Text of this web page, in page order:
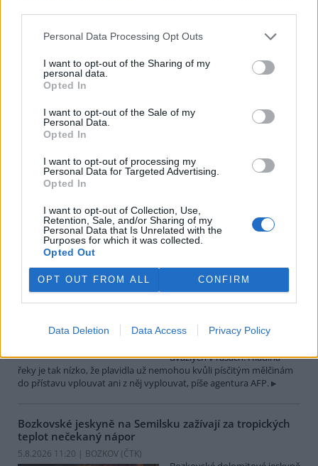
Personal Data Processing Opt Outs
I want to opt-out of the Sharing of my
personal data.
Opted In
I want to opt-out of the Sale of my
Personal Data.
Opted In
I want to opt-out of processing my
Personal Data for Targeted Advertising.
Opted In
I want to opt-out of Collection, Use,
Retention, Sale, and/or Sharing of my
Personal Data that Is Unrelated with the
Purposes for which it was collected.
Opted Out
OPT OUT FROM ALL CONFIRM
Data Deletion Data Access Privacy Policy
nejvíce v historii firmy
5.8.2026 15:42 (
)
Diskuse: 1
hektarech vodní plochy, chybí
více než třetina vody. Oproti
metrů krychlových vody méně. Každý týden se kvůli extrémně
vysokým teplotám a nedostatku srážek odpaří další 2,5 procenta.
Kvůli suchu začali rybáři s výlovy některých rybníků předčasně,
Třeboň Vladimír Kukačka.
Hladina Dunaje je na rekordním minimu; lodě uvázly,
rybáři jsou bez práce
5.8.2026 15:37 | BUKUREŠŤ (ČTK
Diskuse: 17
Turistický přístav v
které leží na břehu Dunaje, je
uvázlých v řasách. Hladina
řeky je tak nízko, že plavidla už nemohou kvůli písčitým mělčinám
do přístavu vplouvat ani z něj vyplouvat, píše agentura AFP.
Bozkovské jeskyně na Semilsku zažívají za tropických
teplot nečekaný nápor
5.8.2026 11:20 | BOZKOV (ČTK)